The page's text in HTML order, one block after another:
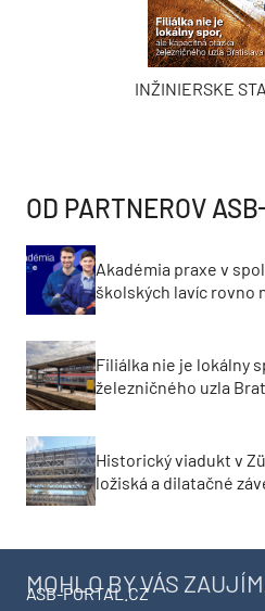
INŽINIERSKE
OD PARTNEROV ASB
Akadémia praxe v
školských lavíc rovno
Filiálka nie je lokálny
železničného uzla
Historický viadukt v
ložiská a dilatačné
MOHLO BY VÁS
ASB-PORTAL.CZ